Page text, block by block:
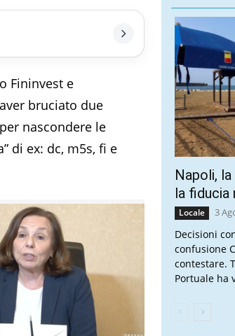
Fininvest e
bruciato due
nascondere le
di ex: dc, m5s, fi e
Napoli,
la
Locale 3
Decisioni
confusione
contestare.
Portuale ha